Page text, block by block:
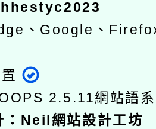
、Google、
2.5.11網站語
： Neil網站設計工坊